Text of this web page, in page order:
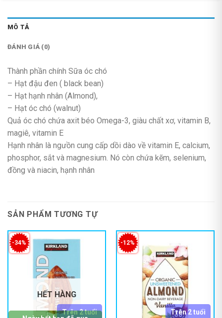
MÔ TẢ
ĐÁNH GIÁ (0)
Thành phần chính Sữa óc chó
– Hạt đậu đen ( black bean)
– Hạt hạnh nhân (Almond),
– Hạt óc chó (walnut)
Quả óc chó chứa axit béo Omega-3, giàu chất xơ, vitamin B,
magiê, vitamin E
Hạnh nhân là ngưồn cung cấp dồi dào về vitamin E, calcium,
phosphor, sắt và magnesium. Nó còn chứa kẽm, selenium,
đồng và niacin, hạnh nhân
SẢN PHẨM TƯƠNG TỰ
-34%
HẾT HÀNG
Trên 2 tuổi
-12%
Trên 2 tuổi